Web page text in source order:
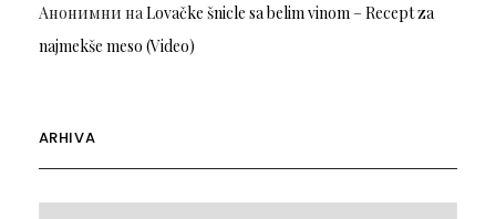
Анонимни наLovačke šnicle sa belim vinom – Recept za
najmekše meso (Video)
ARHIVA